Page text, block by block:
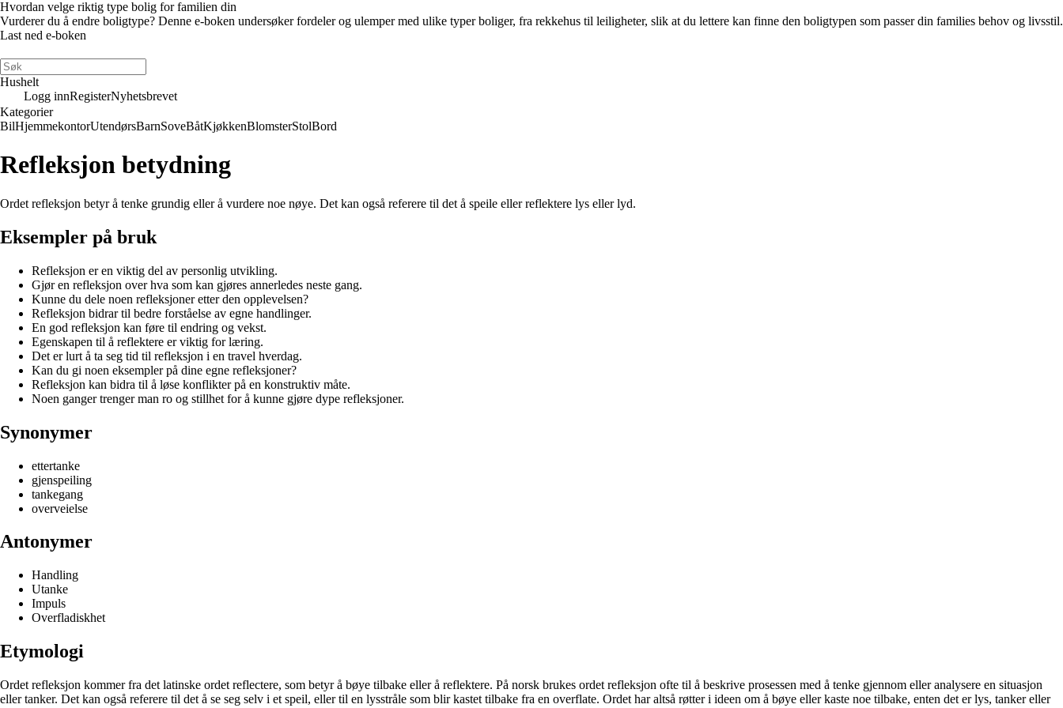
Hvordan velge riktig type bolig for familien din
Vurderer du å endre boligtype? Denne e-boken undersøker fordeler og ulemper med ulike typer boliger, fra rekkehus til leiligheter, slik at du lettere kan finne den boligtypen som passer din families behov og livsstil.
Last ned e-boken
Hushelt
Logg innRegisterNyhetsbrevet
Kategorier
BilHjemmekontorUtendørsBarnSoveBåtKjøkkenBlomsterStolBord
Refleksjon betydning
Ordet refleksjon betyr å tenke grundig eller å vurdere noe nøye. Det kan også referere til det å speile eller reflektere lys eller lyd.
Eksempler på bruk
Refleksjon er en viktig del av personlig utvikling.
Gjør en refleksjon over hva som kan gjøres annerledes neste gang.
Kunne du dele noen refleksjoner etter den opplevelsen?
Refleksjon bidrar til bedre forståelse av egne handlinger.
En god refleksjon kan føre til endring og vekst.
Egenskapen til å reflektere er viktig for læring.
Det er lurt å ta seg tid til refleksjon i en travel hverdag.
Kan du gi noen eksempler på dine egne refleksjoner?
Refleksjon kan bidra til å løse konflikter på en konstruktiv måte.
Noen ganger trenger man ro og stillhet for å kunne gjøre dype refleksjoner.
Synonymer
ettertanke
gjenspeiling
tankegang
overveielse
Antonymer
Handling
Utanke
Impuls
Overfladiskhet
Etymologi
Ordet refleksjon kommer fra det latinske ordet reflectere, som betyr å bøye tilbake eller å reflektere. På norsk brukes ordet refleksjon ofte til å beskrive prosessen med å tenke gjennom eller analysere en situasjon
eller tanker. Det kan også referere til det å se seg selv i et speil, eller til en lysstråle som blir kastet tilbake fra en overflate. Ordet har altså røtter i ideen om å bøye eller kaste noe tilbake, enten det er lys, tanker eller